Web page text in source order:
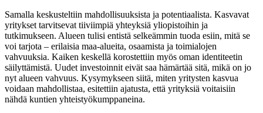
Samalla keskusteltiin mahdollisuuksista ja potentiaalista. Kasvavat
yritykset tarvitsevat tiiviimpiä yhteyksiä yliopistoihin ja
tutkimukseen. Alueen tulisi entistä selkeämmin tuoda esiin, mitä se
voi tarjota – erilaisia maa-alueita, osaamista ja toimialojen
vahvuuksia. Kaiken keskellä korostettiin myös oman identiteetin
säilyttämistä. Uudet investoinnit eivät saa hämärtää sitä, mikä on jo
nyt alueen vahvuus. Kysymykseen siitä, miten yritysten kasvua
voidaan mahdollistaa, esitettiin ajatusta, että yrityksiä voitaisiin
nähdä kuntien yhteistyökumppaneina.